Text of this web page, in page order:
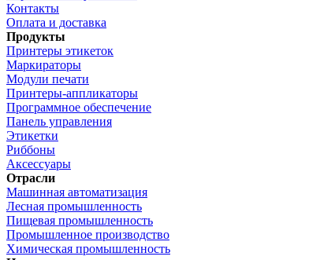
Контакты
Оплата и доставка
Продукты
Принтеры этикеток
Маркираторы
Модули печати
Принтеры-аппликаторы
Программное обеспечение
Панель управления
Этикетки
Риббоны
Аксессуары
Отрасли
Машинная автоматизация
Лесная промышленность
Пищевая промышленность
Промышленное производство
Химическая промышленность